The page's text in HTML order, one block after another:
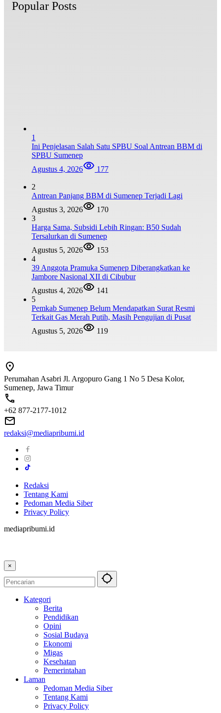
Popular Posts
1
Ini Penjelasan Salah Satu SPBU Soal Antrean BBM di
SPBU Sumenep
Agustus 4, 2026
177
2
Antrean Panjang BBM di Sumenep Terjadi Lagi
Agustus 3, 2026
170
3
Harga Sama, Subsidi Lebih Ringan: B50 Sudah
Tersalurkan di Sumenep
Agustus 5, 2026
153
4
39 Anggota Pramuka Sumenep Diberangkatkan ke
Jambore Nasional XII di Cibubur
Agustus 4, 2026
141
5
Pemkab Sumenep Belum Mendapatkan Surat Resmi
Terkait Gas Merah Putih, Masih Pengujian di Pusat
Agustus 5, 2026
119
Perumahan Asabri Jl. Argopuro Gang 1 No 5 Desa Kolor,
Sumenep, Jawa Timur
+62 877-2177-1012
redaksi@mediapribumi.id
Redaksi
Tentang Kami
Pedoman Media Siber
Privacy Policy
mediapribumi.id
×
Kategori
Berita
Pendidikan
Opini
Sosial Budaya
Ekonomi
Migas
Kesehatan
Pemerintahan
Laman
Pedoman Media Siber
Tentang Kami
Privacy Policy